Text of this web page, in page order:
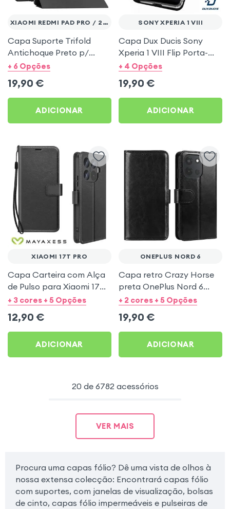
XIAOMI REDMI PAD PRO / 2 PRO
Capa Suporte Trifold
Antichoque Preto p/
Xiaomi Redmi Pad e Pad 2
+ 6 Opções
19,90 €
ADICIONAR
SONY XPERIA 1 VIII
Capa Dux Ducis Sony
Xperia 1 VIII Flip Porta-
Cartões Preto
+ 4 Opções
19,90 €
ADICIONAR
XIAOMI 17T PRO
Capa Carteira com Alça
de Pulso para Xiaomi 17T
Pro - Preto Mayaxess
+ 3 cores + 5 Opções
12,90 €
ADICIONAR
ONEPLUS NORD 6
Capa retro Crazy Horse
preta OnePlus Nord 6
função carteira
+ 2 cores + 5 Opções
19,90 €
ADICIONAR
20 de 6782 acessórios
VER MAIS
Procura uma capas fólio? Dê uma vista de olhos à
nossa extensa colecção: Encontrará capas fólio
com suportes, com janelas de visualização, bolsas
de cinto, capas fólio impermeáveis e pulseiras de